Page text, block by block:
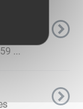
!
infos
...